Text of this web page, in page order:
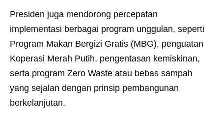
Presiden juga mendorong percepatan
implementasi berbagai program unggulan, seperti
Program Makan Bergizi Gratis (MBG), penguatan
Koperasi Merah Putih, pengentasan kemiskinan,
serta program Zero Waste atau bebas sampah
yang sejalan dengan prinsip pembangunan
berkelanjutan.